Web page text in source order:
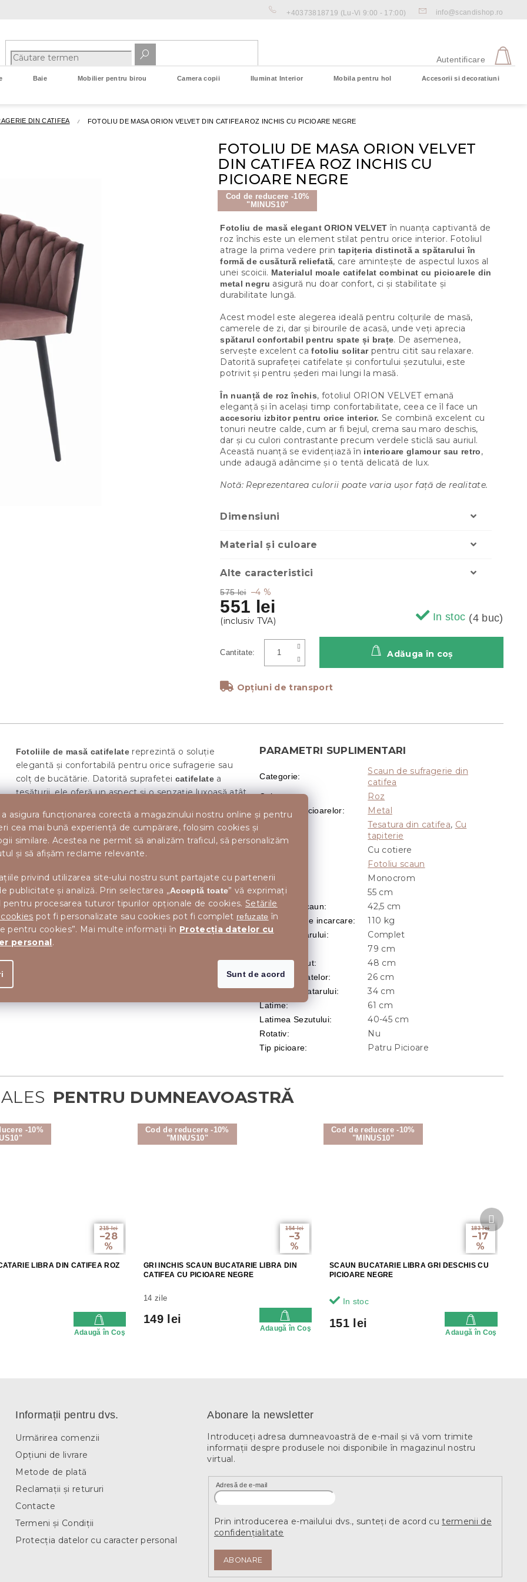
asigura funcționarea corectă a magazinului nostru online și pentru
cea mai bună experiență de cumpărare, folosim cookies și
similare. Acestea ne permit să analizăm traficul, să personalizăm
și să afișăm reclame relevante.
privind utilizarea site-ului nostru sunt partajate cu partenerii
publicitate și analiză. Prin selectarea „Acceptă toate” vă exprimați
pentru procesarea tuturor tipurilor opționale de cookies. Setările
pot fi personalizate sau cookies pot fi complet refuzate în
pentru cookies”. Mai multe informații în Protecția datelor cu
personal.
Sunt de acord
+40373818719 (Lu-Vi 9:00 - 17:00) info@scandishop.ro
Autentificare
Baie Mobilier pentru birou Camera copii Iluminat Interior Mobila pentru hol Accesorii si decoratiuni
DIN CATIFEA FOTOLIU DE MASA ORION VELVET DIN CATIFEA ROZ INCHIS CU PICIOARE NEGRE
FOTOLIU DE MASA ORION VELVET
DIN CATIFEA ROZ INCHIS CU
PICIOARE NEGRE
Cod de reducere -10%
"MINUS10"
575 lei –4 %
551 lei
In stoc (4 buc)
Opțiuni de transport
Adăuga în coş
Fotoliu de masă elegant ORION VELVET în nuanța captivantă de
roz închis este un element stilat pentru orice interior. Fotoliul
atrage la prima vedere prin tapițeria distinctă a spătarului în
formă de cusătură reliefată, care amintește de aspectul luxos al
unei scoicii. Materialul moale catifelat combinat cu picioarele din
metal negru asigură nu doar confort, ci și stabilitate și
durabilitate lungă.
Acest model este alegerea ideală pentru colțurile de masă,
camerele de zi, dar și birourile de acasă, unde veți aprecia
spătarul confortabil pentru spate și brațe. De asemenea,
servește excelent cafotoliu solitarpentru citit sau relaxare.
Datorită suprafeței catifelate și confortului șezutului, este
potrivit și pentru șederi mai lungi la masă.
În nuanță de roz închis, fotoliul ORION VELVET emană
eleganță și în același timp confortabilitate, ceea ce îl face un
accesoriu izbitor pentru orice interior. Se combină excelent cu
tonuri neutre calde, cum ar fi bejul, crema sau maro deschis,
dar și cu culori contrastante precum verdele sticlă sau auriul.
Această nuanță se evidențiază în interioare glamour sau retro,
unde adaugă adâncime și o tentă delicată de lux.
Notă: Reprezentarea culorii poate varia ușor față de realitate.
Dimensiuni
Material și culoare
Alte caracteristici
-10%
215 lei
–28
%
LIBRA DIN CATIFEA ROZ
Adaugă în Coş
Cod de reducere -10%
"MINUS10"
154 lei
–3
%
GRI INCHIS SCAUN BUCATARIE LIBRA DIN
CATIFEA CU PICIOARE NEGRE
14 zile
149 lei
Adaugă în Coş
Cod de reducere -10%
"MINUS10"
183 lei
–17
%
SCAUN BUCATARIE LIBRA GRI DESCHIS CU
PICIOARE NEGRE
In stoc
151 lei
Adaugă în Coş
următor
Fotoliile de masă catifelate reprezintă o soluție
elegantă și confortabilă pentru orice sufragerie sau
colț de bucătărie. Datorită suprafetei catifelate a
țesăturii, ele oferă un aspect și o senzație luxoasă atât
forma ergonomicăasigură confort chiar și la șederea
prelungită. Acest tip de fotoliu nu este doar o piesă
de mobilier practică, ci și unelement de design
remarcabil , care poate capta atenția de la prima
vedere. Este potrivit atât pentru mesele zilnice , cât și
pentru întâlnirile ocazionale cu oaspeții.
PARAMETRI SUPLIMENTARI
Categorie:
Scaun de sufragerie din
catifea
Culoare: Roz
Materialul Picioarelor: Metal
Tesatura din catifea, Cu
tapiterie
Cu cotiere
Fotoliu scaun
Model Monocrom
Adancime 55 cm
Adancime scaun: 42,5 cm
Capacitate de incarcare: 110 kg
Forma spatarului: Complet
79 cm
Inaltime sezut: 48 cm
Inaltimea bratelor: 26 cm
Inaltimea spatarului: 34 cm
Latime: 61 cm
Latimea Sezutului: 40-45 cm
Rotativ: Nu
Tip picioare: Patru Picioare
Informații pentru dvs.
Urmărirea comenzii
Opțiuni de livrare
Metode de plată
Reclamații și retururi
Contacte
Termeni și Condiții
Protecția datelor cu caracter personal
Abonare la newsletter
Introduceţi adresa dumneavoastră de e-mail şi vă vom trimite
informaţii despre produsele noi disponibile în magazinul nostru
virtual.
Adresă de e-mail
Prin introducerea e-mailului dvs., sunteți de acord cutermenii de
confidențialitate
ABONARE